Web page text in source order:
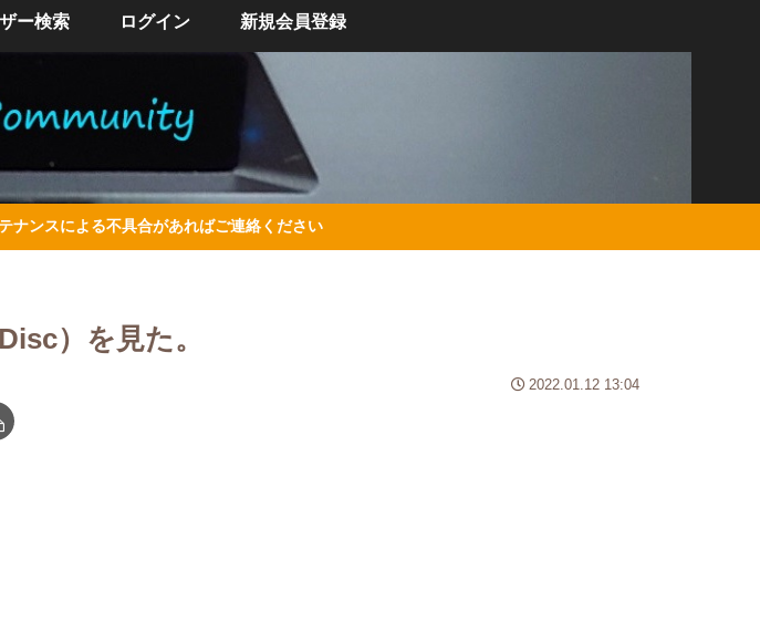
ー検索 ログイン 新規会員登録
ナンスによる不具合があればご連絡ください
）を見た。
2022.01.12 13:04